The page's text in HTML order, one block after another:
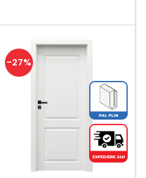
-27%